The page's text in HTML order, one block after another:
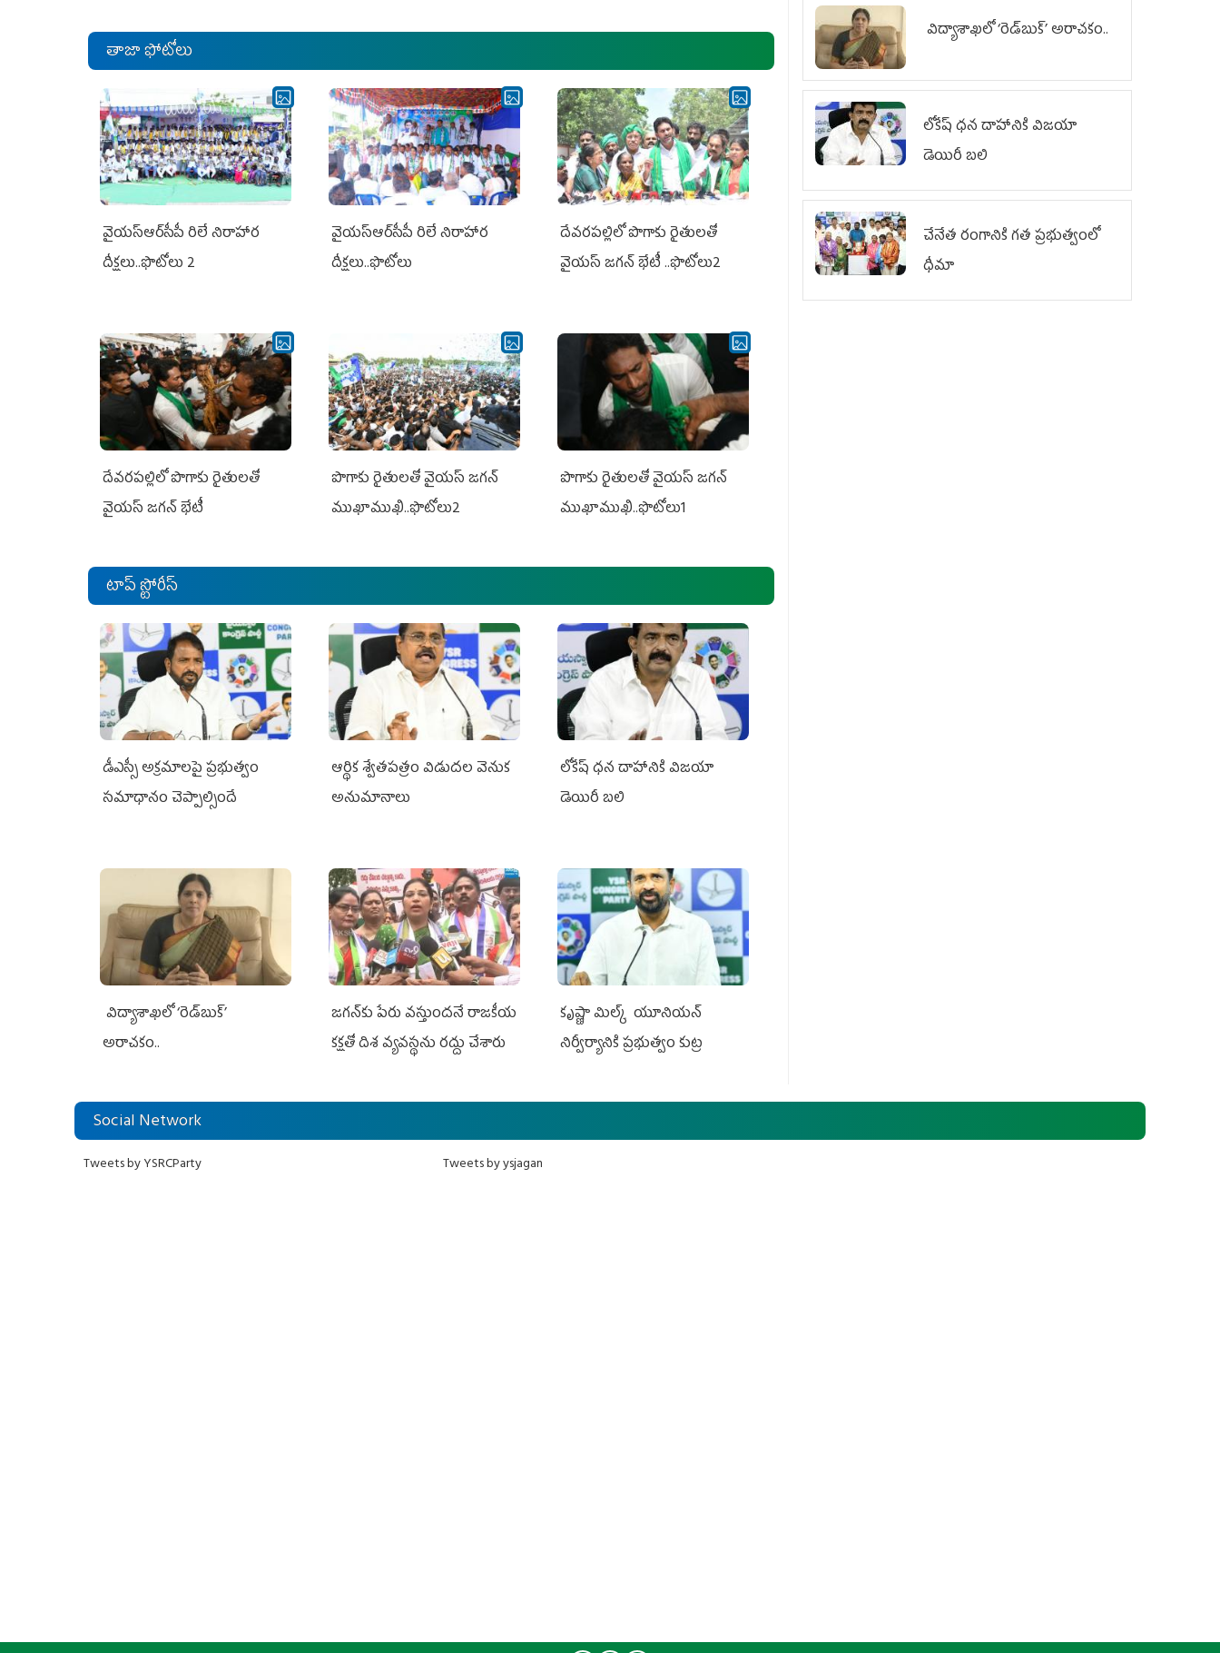
ఎమ్మెల్యేలు, ఎంపీల స‌మావేశం
తాజా ఫోటోలు
వైయ‌స్ఆర్‌సీపీ రిలే నిరాహార
దీక్షలు..ఫొటోలు 2
వైయ‌స్ఆర్‌సీపీ రిలే నిరాహార
దీక్షలు..ఫొటోలు
దేవరపల్లిలో పొగాకు రైతులతో
వైయస్ జగన్ భేటీ ..ఫొటోలు2
దేవరపల్లిలో పొగాకు రైతులతో
వైయస్ జగన్ భేటీ
పొగాకు రైతుల‌తో వైయ‌స్ జ‌గ‌న్
ముఖాముఖి..ఫొటోలు2
పొగాకు రైతుల‌తో వైయ‌స్ జ‌గ‌న్
ముఖాముఖి..ఫొటోలు1
టాప్ స్టోరీస్
డీఎస్సీ అక్రమాలపై ప్రభుత్వం
సమాధానం చెప్పాల్సిందే
ఆర్థిక శ్వేతపత్రం విడుదల వెనుక
అనుమానాలు
లోకేష్ ధ‌న దాహానికి విజ‌యా
డెయిరీ బ‌లి
విద్యాశాఖలో ‘రెడ్‌బుక్’
అరాచకం..
జగన్‌కు పేరు వస్తుందనే రాజకీయ
కక్షతో దిశ వ్య‌వ‌స్థ‌ను రద్దు చేశారు
కృష్ణా మిల్క్‌ యూనియన్‌
నిర్వీర్యానికి ప్రభుత్వం కుట్ర
విద్యాశాఖలో ‘రెడ్‌బుక్’ అరాచకం..
లోకేష్ ధ‌న దాహానికి విజ‌యా
డెయిరీ బ‌లి
చేనేత రంగానికి గత ప్రభుత్వంలో
ధీమా
Social Network
Tweets by YSRCParty Tweets by ysjagan